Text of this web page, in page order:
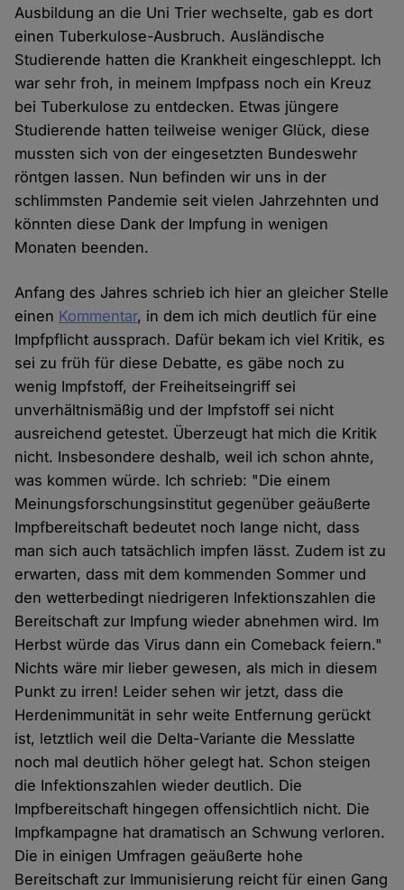
Ausbildung an die Uni Trier wechselte, gab es dort
einen Tuberkulose-Ausbruch. Ausländische
Studierende hatten die Krankheit eingeschleppt. Ich
war sehr froh, in meinem Impfpass noch ein Kreuz
bei Tuberkulose zu entdecken. Etwas jüngere
Studierende hatten teilweise weniger Glück, diese
mussten sich von der eingesetzten Bundeswehr
röntgen lassen. Nun befinden wir uns in der
schlimmsten Pandemie seit vielen Jahrzehnten und
könnten diese Dank der Impfung in wenigen
Monaten beenden.
Anfang des Jahres schrieb ich hier an gleicher Stelle
einen Kommentar, in dem ich mich deutlich für eine
Impfpflicht aussprach. Dafür bekam ich viel Kritik, es
sei zu früh für diese Debatte, es gäbe noch zu
wenig Impfstoff, der Freiheitseingriff sei
unverhältnismäßig und der Impfstoff sei nicht
ausreichend getestet. Überzeugt hat mich die Kritik
nicht. Insbesondere deshalb, weil ich schon ahnte,
was kommen würde. Ich schrieb: "Die einem
Meinungsforschungsinstitut gegenüber geäußerte
Impfbereitschaft bedeutet noch lange nicht, dass
man sich auch tatsächlich impfen lässt. Zudem ist zu
erwarten, dass mit dem kommenden Sommer und
den wetterbedingt niedrigeren Infektionszahlen die
Bereitschaft zur Impfung wieder abnehmen wird. Im
Herbst würde das Virus dann ein Comeback feiern."
Nichts wäre mir lieber gewesen, als mich in diesem
Punkt zu irren! Leider sehen wir jetzt, dass die
Herdenimmunität in sehr weite Entfernung gerückt
ist, letztlich weil die Delta-Variante die Messlatte
noch mal deutlich höher gelegt hat. Schon steigen
die Infektionszahlen wieder deutlich. Die
Impfbereitschaft hingegen offensichtlich nicht. Die
Impfkampagne hat dramatisch an Schwung verloren.
Die in einigen Umfragen geäußerte hohe
Bereitschaft zur Immunisierung reicht für einen Gang